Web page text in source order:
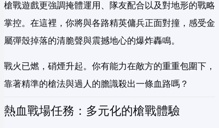
槍戰遊戲更強調掩體運用、隊友配合以及對地形的戰略
掌控。在這裡，你將與各路精英傭兵正面對撞，感受金
屬彈殼掉落的清脆聲與震撼地心的爆炸轟鳴。
戰火已燃，硝煙升起。你有能力在敵方的重重包圍下，
靠著精準的槍法與過人的膽識殺出一條血路嗎？
熱血戰場任務：多元化的槍戰體驗